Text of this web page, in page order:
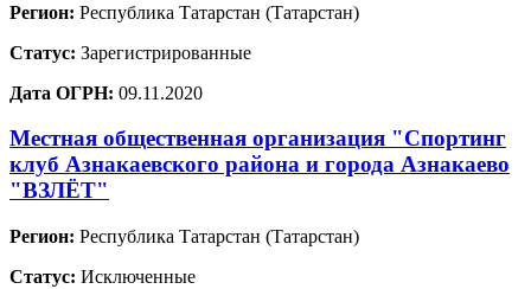
Регион: Республика Татарстан (Татарстан)
Статус: Зарегистрированные
Дата ОГРН: 09.11.2020
Местная общественная организация "Спортинг
клуб Азнакаевского района и города Азнакаево
"ВЗЛЁТ"
Регион: Республика Татарстан (Татарстан)
Статус: Исключенные